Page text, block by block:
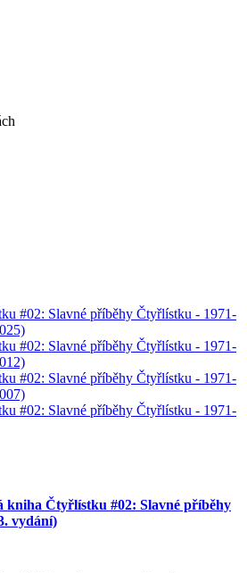
#02: Slavné příběhy Čtyřlístku - 1971-
#02: Slavné příběhy Čtyřlístku - 1971-
#02: Slavné příběhy Čtyřlístku - 1971-
#02: Slavné příběhy Čtyřlístku - 1971-
kniha Čtyřlístku #02: Slavné příběhy
vydání)